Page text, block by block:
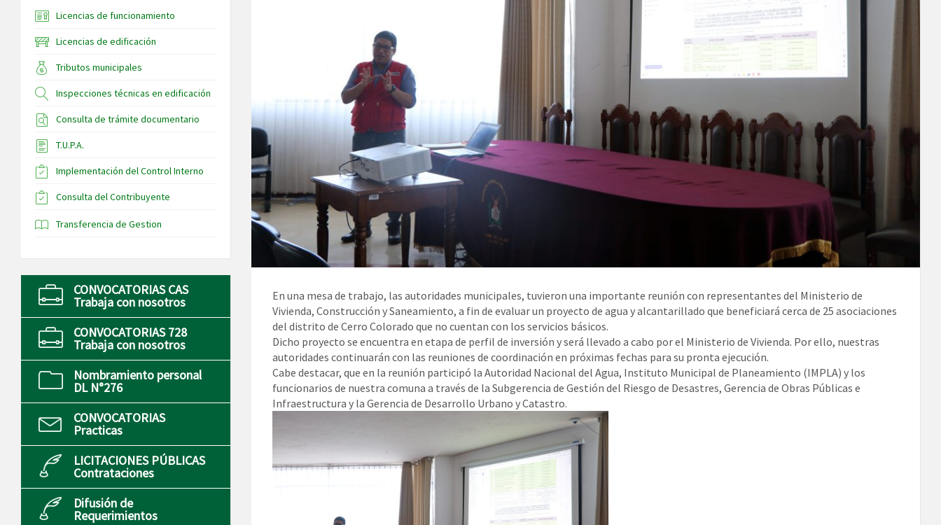
En una mesa de trabajo, las autoridades municipales, tuvieron una importante reunión con representantes del Ministerio de
Vivienda, Construcción y Saneamiento, a fin de evaluar un proyecto de agua y alcantarillado que beneficiará cerca de 25 asociaciones
del distrito de Cerro Colorado que no cuentan con los servicios básicos.
Dicho proyecto se encuentra en etapa de perfil de inversión y será llevado a cabo por el Ministerio de Vivienda. Por ello, nuestras
autoridades continuarán con las reuniones de coordinación en próximas fechas para su pronta ejecución.
Cabe destacar, que en la reunión participó la Autoridad Nacional del Agua, Instituto Municipal de Planeamiento (IMPLA) y los
funcionarios de nuestra comuna a través de la Subgerencia de Gestión del Riesgo de Desastres, Gerencia de Obras Públicas e
Infraestructura y la Gerencia de Desarrollo Urbano y Catastro.
Licencias de funcionamiento
Licencias de edificación
Tributos municipales
Inspecciones técnicas en edificación
Consulta de trámite documentario
T.U.P.A.
Implementación del Control Interno
Consulta del Contribuyente
Transferencia de Gestion
CONVOCATORIAS CAS
Trabaja con nosotros
CONVOCATORIAS 728
Trabaja con nosotros
Nombramiento personal
DL N°276
CONVOCATORIAS
Practicas
LICITACIONES PÚBLICAS
Contrataciones
Difusión de
Requerimientos